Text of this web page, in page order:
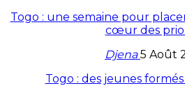
Togo : une semaine pour
cœur des
Djena5 Août
Togo : des jeunes